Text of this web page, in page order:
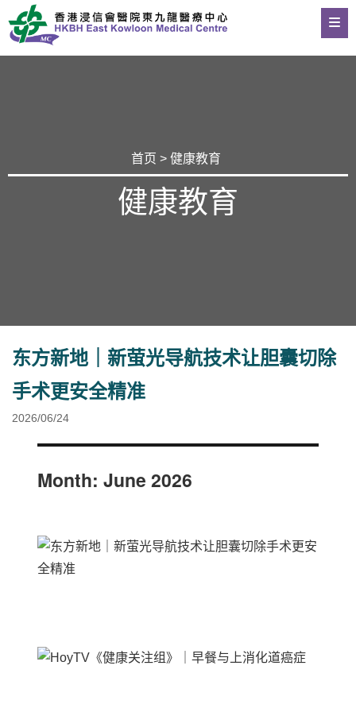
首页 > 健康教育
健康教育
东方新地｜新萤光导航技术让胆囊切除
手术更安全精准
2026/06/24
Month:June 2026